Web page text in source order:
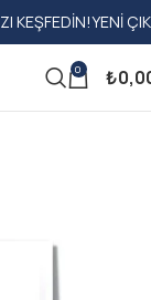
YENI ÇIKAN
0 ₺